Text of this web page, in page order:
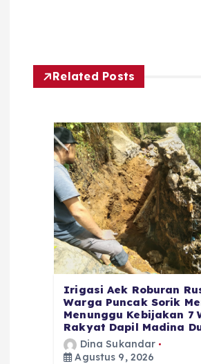
Related Posts
Irigasi Aek Roburan
Warga Puncak Sorik
Menunggu Kebijakan 7
Rakyat Dapil Madina
Dina Sukandar
Agustus 9, 2026